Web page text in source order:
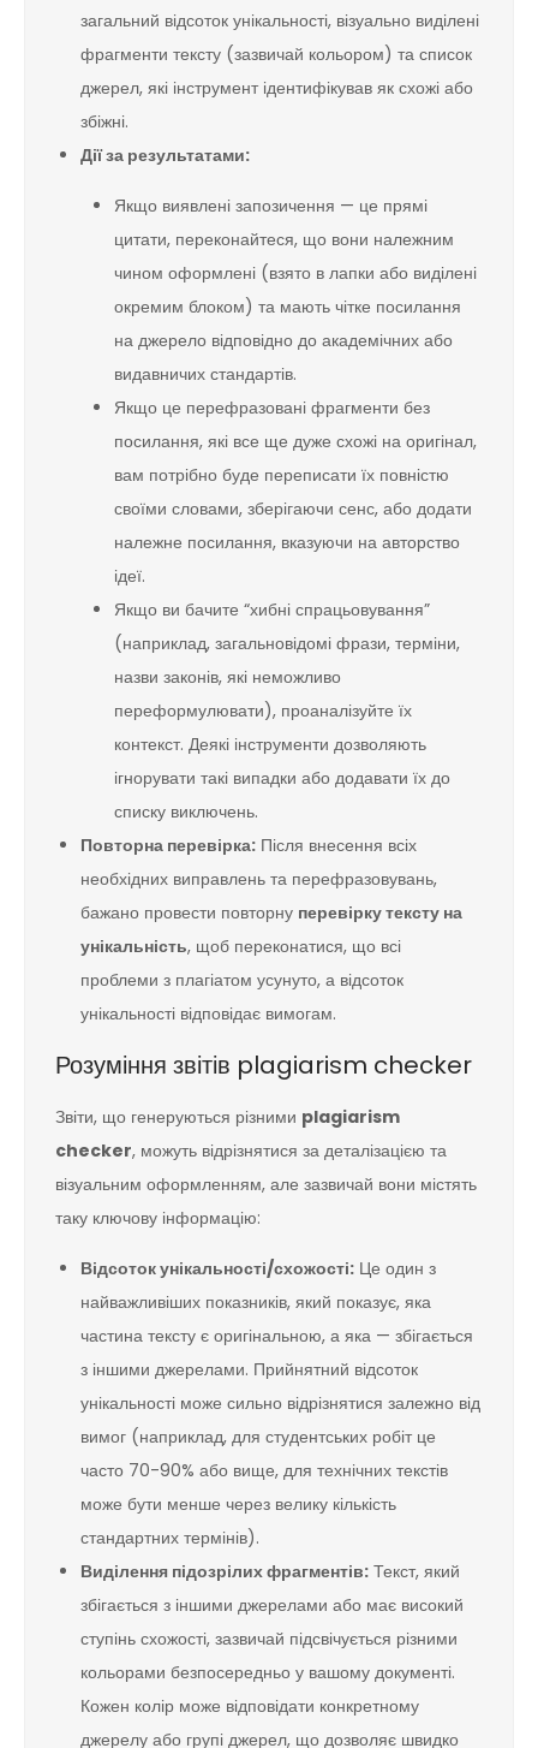
загальний відсоток унікальності, візуально виділені
фрагменти тексту (зазвичай кольором) та список
джерел, які інструмент ідентифікував як схожі або
збіжні.
Дії за результатами:
Якщо виявлені запозичення — це прямі
цитати, переконайтеся, що вони належним
чином оформлені (взято в лапки або виділені
окремим блоком) та мають чітке посилання
на джерело відповідно до академічних або
видавничих стандартів.
Якщо це перефразовані фрагменти без
посилання, які все ще дуже схожі на оригінал,
вам потрібно буде переписати їх повністю
своїми словами, зберігаючи сенс, або додати
належне посилання, вказуючи на авторство
ідеї.
Якщо ви бачите “хибні спрацьовування”
(наприклад, загальновідомі фрази, терміни,
назви законів, які неможливо
переформулювати), проаналізуйте їх
контекст. Деякі інструменти дозволяють
ігнорувати такі випадки або додавати їх до
списку виключень.
Повторна перевірка: Після внесення всіх
необхідних виправлень та перефразовувань,
бажано провести повторну перевірку тексту на
унікальність, щоб переконатися, що всі
проблеми з плагіатом усунуто, а відсоток
унікальності відповідає вимогам.
Розуміння звітів plagiarism checker
Звіти, що генеруються різними plagiarism
checker, можуть відрізнятися за деталізацією та
візуальним оформленням, але зазвичай вони містять
таку ключову інформацію:
Відсоток унікальності/схожості: Це один з
найважливіших показників, який показує, яка
частина тексту є оригінальною, а яка — збігається
з іншими джерелами. Прийнятний відсоток
унікальності може сильно відрізнятися залежно від
вимог (наприклад, для студентських робіт це
часто 70-90% або вище, для технічних текстів
може бути менше через велику кількість
стандартних термінів).
Виділення підозрілих фрагментів: Текст, який
збігається з іншими джерелами або має високий
ступінь схожості, зазвичай підсвічується різними
кольорами безпосередньо у вашому документі.
Кожен колір може відповідати конкретному
джерелу або групі джерел, що дозволяє швидко